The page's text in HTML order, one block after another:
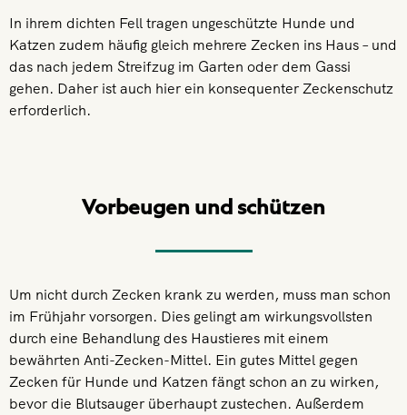
In ihrem dichten Fell tragen ungeschützte Hunde und
Katzen zudem häufig gleich mehrere Zecken ins Haus – und
das nach jedem Streifzug im Garten oder dem Gassi
gehen. Daher ist auch hier ein konsequenter Zeckenschutz
erforderlich.
Vorbeugen und schützen
Um nicht durch Zecken krank zu werden, muss man schon
im Frühjahr vorsorgen. Dies gelingt am wirkungsvollsten
durch eine Behandlung des Haustieres mit einem
bewährten Anti-Zecken-Mittel. Ein gutes Mittel gegen
Zecken für Hunde und Katzen fängt schon an zu wirken,
bevor die Blutsauger überhaupt zustechen. Außerdem